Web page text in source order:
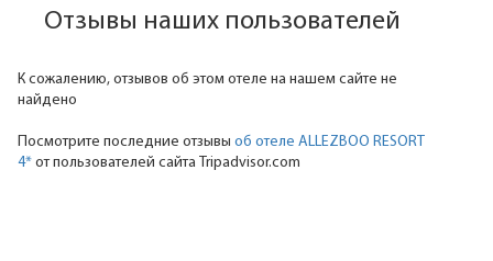
Отзывы наших пользователей
К сожалению, отзывов об этом отеле на нашем сайте не
найдено
Посмотрите последние отзывы об отеле ALLEZBOO RESORT
4* от пользователей сайта Tripadvisor.com